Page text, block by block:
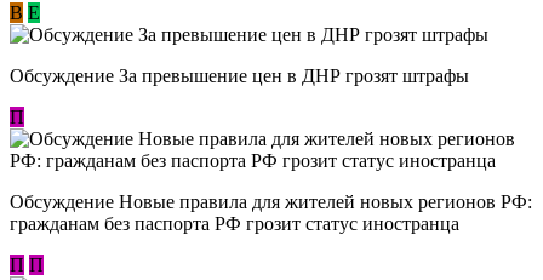
В E
Обсуждение За превышение цен в ДНР грозят штрафы
П
Обсуждение Новые правила для жителей новых регионов РФ:
гражданам без паспорта РФ грозит статус иностранца
П П